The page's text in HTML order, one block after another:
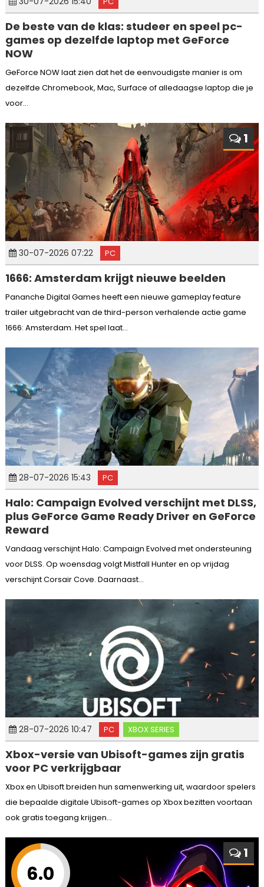
De beste van de klas: studeer en speel pc-
games op dezelfde laptop met GeForce
NOW
GeForce NOW laat zien dat het de eenvoudigste manier is om
dezelfde Chromebook, Mac, Surface of alledaagse laptop die je
voor...
1
30-07-2026 07:22 PC
1666: Amsterdam krijgt nieuwe beelden
Pananche Digital Games heeft een nieuwe gameplay feature
trailer uitgebracht van de third-person verhalende actie game
1666: Amsterdam. Het spel laat...
28-07-2026 15:43 PC
Halo: Campaign Evolved verschijnt met DLSS,
plus GeForce Game Ready Driver en GeForce
Reward
Vandaag verschijnt Halo: Campaign Evolved met ondersteuning
voor DLSS. Op woensdag volgt Mistfall Hunter en op vrijdag
verschijnt Corsair Cove. Daarnaast...
28-07-2026 10:47 PC XBOX SERIES
Xbox-versie van Ubisoft-games zijn gratis
voor PC verkrijgbaar
Xbox en Ubisoft breiden hun samenwerking uit, waardoor spelers
die bepaalde digitale Ubisoft-games op Xbox bezitten voortaan
ook gratis toegang krijgen...
6.0
1